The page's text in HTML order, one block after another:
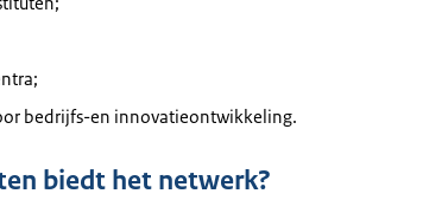
bedrijfs-en innovatieontwikkeling.
biedt het netwerk?